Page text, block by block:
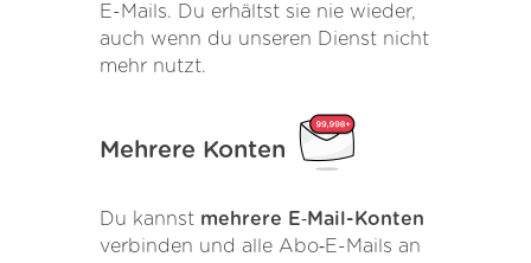
E-Mails. Du erhältst sie nie wieder,
auch wenn du unseren Dienst nicht
mehr nutzt.
Mehrere Konten
Du kannst mehrere E‑Mail-Konten
verbinden und alle Abo‑E-Mails an